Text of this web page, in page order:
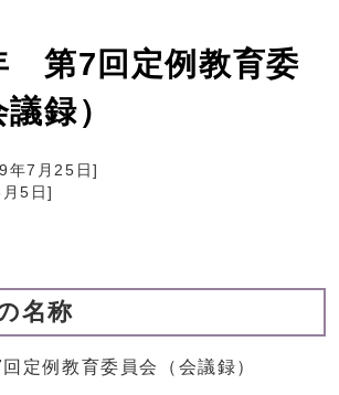
第7回定例教育委
録）
年7月25日]
5日]
名称
定例教育委員会（会議録）